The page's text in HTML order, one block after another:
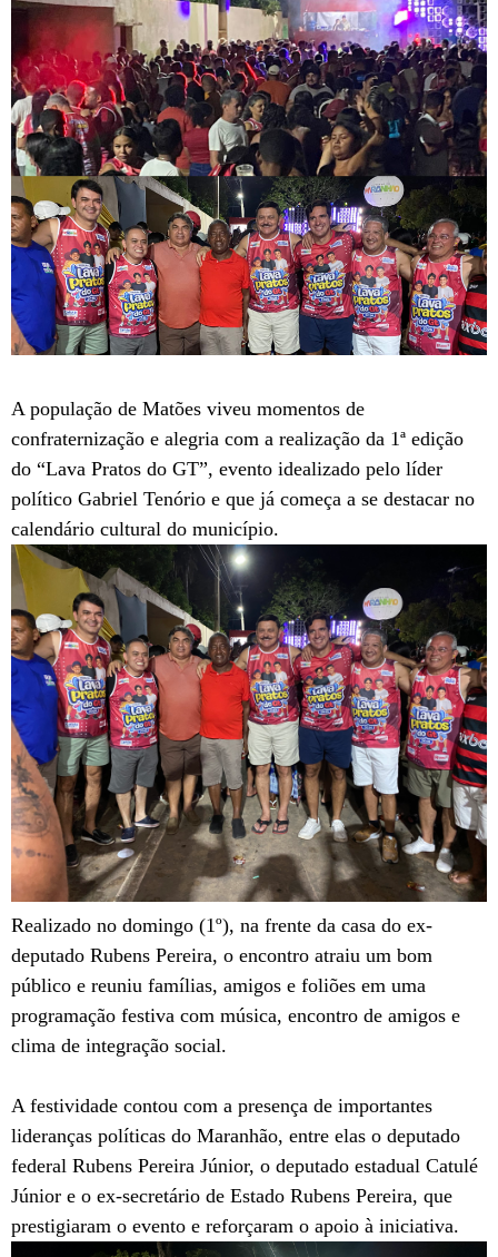
A população de Matões viveu momentos de
confraternização e alegria com a realização da 1ª edição
do “Lava Pratos do GT”, evento idealizado pelo líder
político Gabriel Tenório e que já começa a se destacar no
calendário cultural do município.
Realizado no domingo (1º), na frente da casa do ex-
deputado Rubens Pereira, o encontro atraiu um bom
público e reuniu famílias, amigos e foliões em uma
programação festiva com música, encontro de amigos e
clima de integração social.
A festividade contou com a presença de importantes
lideranças políticas do Maranhão, entre elas o deputado
federal Rubens Pereira Júnior, o deputado estadual Catulé
Júnior e o ex-secretário de Estado Rubens Pereira, que
prestigiaram o evento e reforçaram o apoio à iniciativa.